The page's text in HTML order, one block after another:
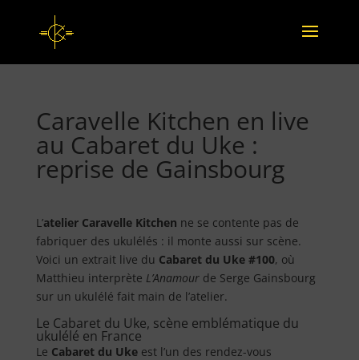
Caravelle Kitchen en live
au Cabaret du Uke :
reprise de Gainsbourg
L’atelier Caravelle Kitchen ne se contente pas de
fabriquer des ukulélés : il monte aussi sur scène.
Voici un extrait live du Cabaret du Uke #100, où
Matthieu interprète L’Anamourde Serge Gainsbourg
sur un ukulélé fait main de l’atelier.
Le Cabaret du Uke, scène emblématique du
ukulélé en France
Le Cabaret du Ukeest l’un des rendez-vous